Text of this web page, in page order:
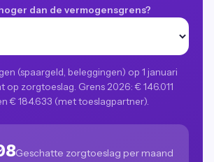
dan de vermogensgrens?
(spaargeld, beleggingen) op 1 januari
op zorgtoeslag. Grens 2026: € 146.011
€ 184.633 (met toeslagpartner).
Geschatte zorgtoeslag per maand